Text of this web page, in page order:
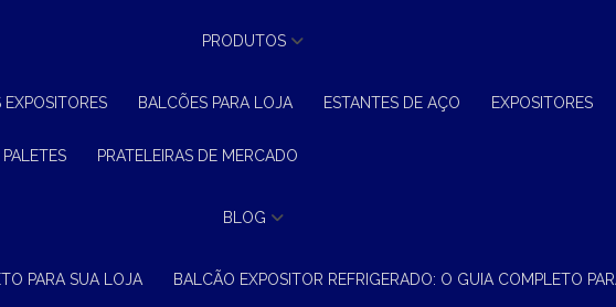
PRODUTOS
EXPOSITORES BALCÕES PARA LOJA ESTANTES DE AÇO EXPOSITORES
PALETES PRATELEIRAS DE MERCADO
BLOG
PARA SUA LOJA BALCÃO EXPOSITOR REFRIGERADO: O GUIA COMPLETO